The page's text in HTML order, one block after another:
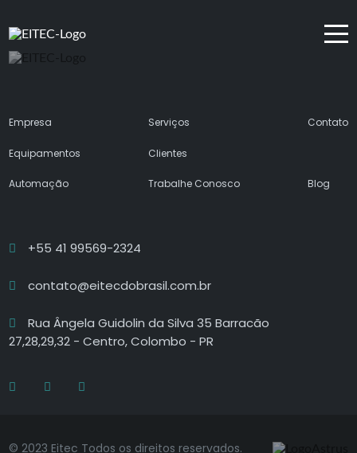
Empresa
Equipamentos
Automação
Serviços
Clientes
Trabalhe Conosco
Contato
Blog
+55 41 99569-2324
contato@eitecdobrasil.com.br
Rua Ângela Guidolin da Silva 35 Barracão
27,28,29,32 - Centro, Colombo - PR
© 2023 Eitec Todos os direitos reservados.